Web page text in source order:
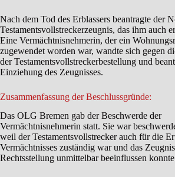
Nach dem Tod des Erblassers beantragte der
Testamentsvollstreckerzeugnis, das ihm auch
Eine Vermächtnisnehmerin, der ein
zugewendet worden war, wandte sich gegen
der Testamentsvollstreckerbestellung und
Einziehung des Zeugnisses.
Zusammenfassung der Beschlussgründe:
Das OLG Bremen gab der Beschwerde der
Vermächtnisnehmerin statt. Sie war
weil der Testamentsvollstrecker auch für die
Vermächtnisses zuständig war und das
Rechtsstellung unmittelbar beeinflussen